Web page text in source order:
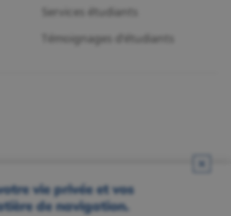
Services étudiants
Témoignages d'étudiants
vie privée et vos
de navigation.